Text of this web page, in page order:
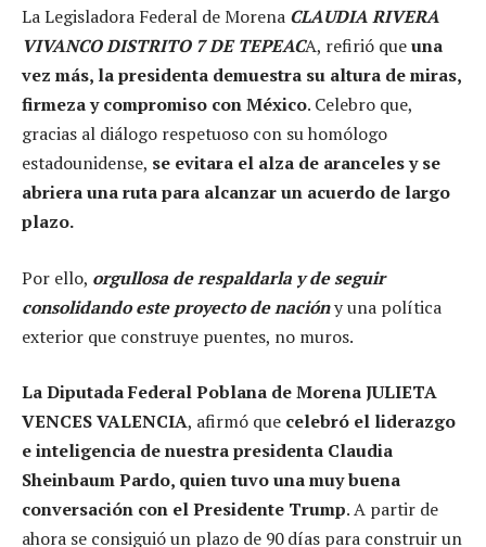
La Legisladora Federal de Morena CLAUDIA RIVERA
VIVANCO DISTRITO 7 DE TEPEACA, refirió queuna
vez más, la presidenta demuestra su altura de miras,
firmeza y compromiso con México. Celebro que,
gracias al diálogo respetuoso con su homólogo
estadounidense, se evitara el alza de aranceles y se
abriera una ruta para alcanzar un acuerdo de largo
plazo.
Por ello, orgullosa de respaldarla y de seguir
consolidando este proyecto de nacióny una política
exterior que construye puentes, no muros.
La Diputada Federal Poblana de Morena JULIETA
VENCES VALENCIA, afirmó que celebró el liderazgo
e inteligencia de nuestra presidenta Claudia
Sheinbaum Pardo, quien tuvo una muy buena
conversación con el Presidente Trump. A partir de
ahora se consiguió un plazo de 90 días para construir un